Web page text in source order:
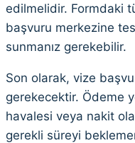
edilmelidir. Formdaki
başvuru merkezine
sunmanız gerekebilir.
Son olarak, vize
gerekecektir. Ödeme
havalesi veya nakit
gerekli süreyi